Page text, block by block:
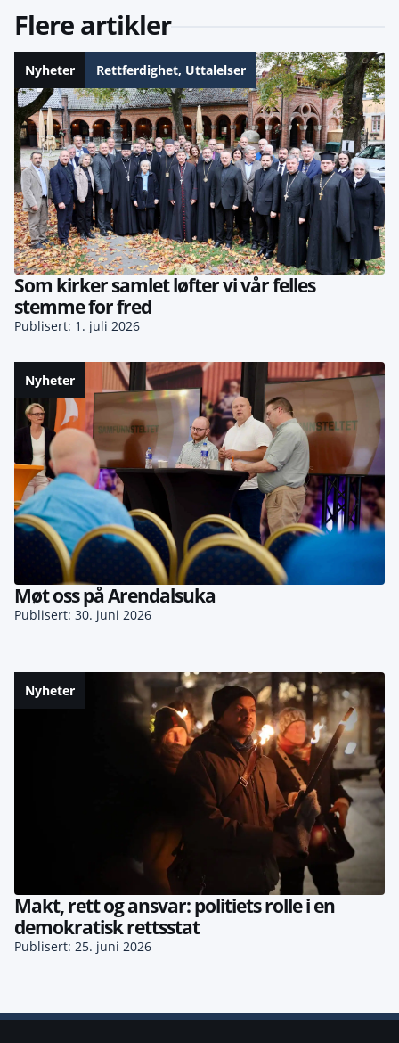
Flere artikler
Nyheter Rettferdighet, Uttalelser
Som kirker samlet løfter vi vår felles
stemme for fred
Publisert: 1. juli 2026
Nyheter
Møt oss på Arendalsuka
Publisert: 30. juni 2026
Nyheter
Makt, rett og ansvar: politiets rolle i en
demokratisk rettsstat
Publisert: 25. juni 2026